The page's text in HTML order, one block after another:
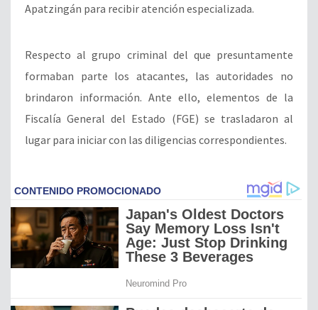
Apatzingán para recibir atención especializada.
Respecto al grupo criminal del que presuntamente
formaban parte los atacantes, las autoridades no
brindaron información. Ante ello, elementos de la
Fiscalía General del Estado (FGE) se trasladaron al
lugar para iniciar con las diligencias correspondientes.